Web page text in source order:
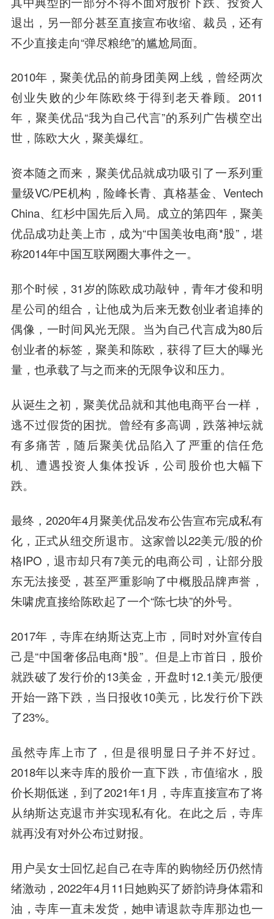
退出，另一部分甚至直接宣布收缩、裁员，还有
不少直接走向“弹尽粮绝”的尴尬局面。
2010年，聚美优品的前身团美网上线，曾经两次
创业失败的少年陈欧终于得到老天眷顾。2011
年，聚美优品“我为自己代言”的系列广告横空出
世，陈欧大火，聚美爆红。
资本随之而来，聚美优品就成功吸引了一系列重
量级VC/PE机构，险峰长青、真格基金、Ventech
China、红杉中国先后入局。成立的第四年，聚美
优品成功赴美上市，成为“中国美妆电商*股”，堪
称2014年中国互联网圈大事件之一。
那个时候，31岁的陈欧成功敲钟，青年才俊和明
星公司的组合，让他成为后来无数创业者追捧的
偶像，一时间风光无限。当为自己代言成为80后
创业者的标签，聚美和陈欧，获得了巨大的曝光
量，也承载了与之而来的无限争议和压力。
从诞生之初，聚美优品就和其他电商平台一样，
逃不过假货的困扰。曾经有多高调，跌落神坛就
有多痛苦，随后聚美优品陷入了严重的信任危
机、遭遇投资人集体投诉，公司股价也大幅下
跌。
最终，2020年4月聚美优品发布公告宣布完成私有
化，正式从纽交所退市。这家曾以22美元/股的价
格IPO，退市却只有7美元的电商公司，让部分股
东无法接受，甚至严重影响了中概股品牌声誉，
朱啸虎直接给陈欧起了一个“陈七块”的外号。
2017年，寺库在纳斯达克上市，同时对外宣传自
己是“中国奢侈品电商*股”。但是上市首日，股价
就跌破了发行价的13美金，开盘时12.1美元/股便
开始一路下跌，当日报收10美元，比发行价下跌
了23%。
虽然寺库上市了，但是很明显日子并不好过。
2018年以来寺库的股价一直下跌，市值缩水，股
价长期低迷，到了2021年1月，寺库直接宣布了将
从纳斯达克退市并实现私有化。在此之后，寺库
就再没有对外公布过财报。
用户吴女士回忆起自己在寺库的购物经历仍然情
绪激动，2022年4月11日她购买了娇韵诗身体霜和
油，寺库一直未发货，她申请退款寺库那边也一